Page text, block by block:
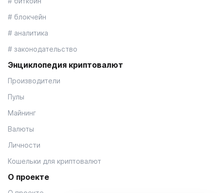
# блокчейн
# аналитика
# законодательство
Энциклопедия криптовалют
Производители
Пулы
Майнинг
Валюты
Личности
Кошельки для криптовалют
О проекте